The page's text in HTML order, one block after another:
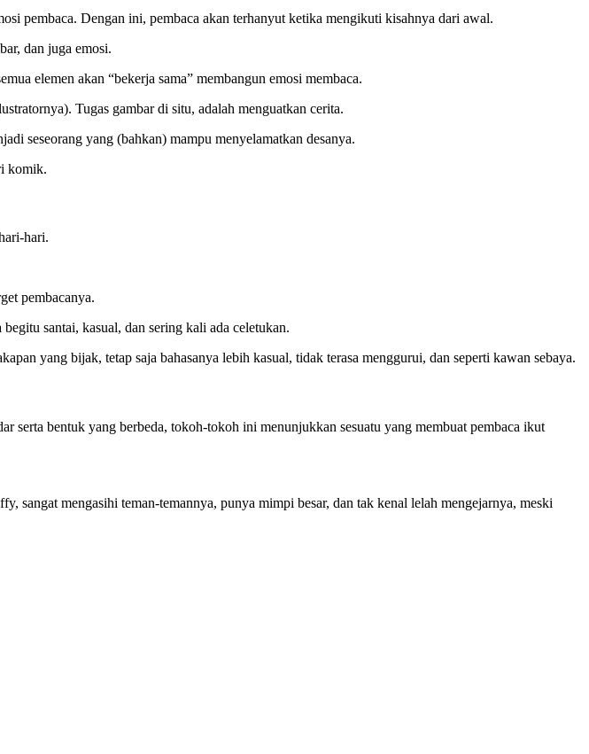
pembaca. Dengan ini, pembaca akan terhanyut ketika mengikuti kisahnya dari awal.
dan juga emosi.
elemen akan “bekerja sama” membangun emosi membaca.
Tugas gambar di situ, adalah menguatkan cerita.
seseorang yang (bahkan) mampu menyelamatkan desanya.
komik.
hari.
pembacanya.
santai, kasual, dan sering kali ada celetukan.
yang bijak, tetap saja bahasanya lebih kasual, tidak terasa menggurui, dan seperti kawan sebaya.
bentuk yang berbeda, tokoh-tokoh ini menunjukkan sesuatu yang membuat pembaca ikut
sangat mengasihi teman-temannya, punya mimpi besar, dan tak kenal lelah mengejarnya, meski